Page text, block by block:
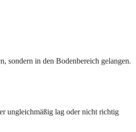
sondern in den Bodenbereich gelangen.
ungleichmäßig lag oder nicht richtig